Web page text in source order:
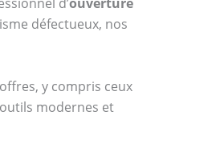
défectueux, nos
y compris ceux
modernes et